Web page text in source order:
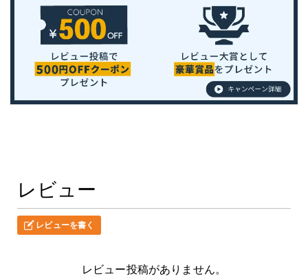
レビュー
レビューを書く
レビュー投稿がありません。